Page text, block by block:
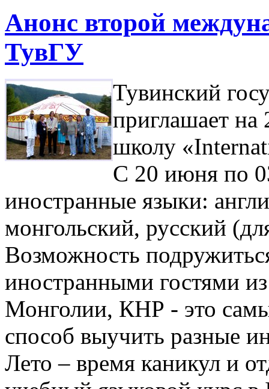
Анонс второй
ТувГУ
Тувинский
приглашает
школу
С 20 июня по
иностранные языки:
монгольский, русский
Возможность
иностранными гостями
Монголии, КНР - это
способ выучить разные
Лето – время каникул и